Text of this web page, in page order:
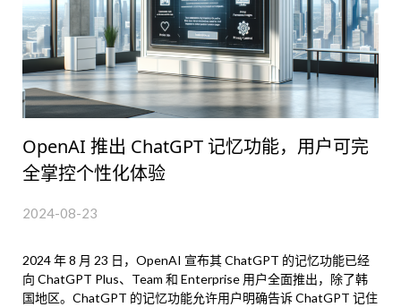
OpenAI 推出 ChatGPT 记忆功能，用户可完
全掌控个性化体验
2024-08-23
2024 年 8 月 23 日，OpenAI 宣布其 ChatGPT 的记忆功能已经
向 ChatGPT Plus、Team 和 Enterprise 用户全面推出，除了韩
国地区。ChatGPT 的记忆功能允许用户明确告诉 ChatGPT 记住